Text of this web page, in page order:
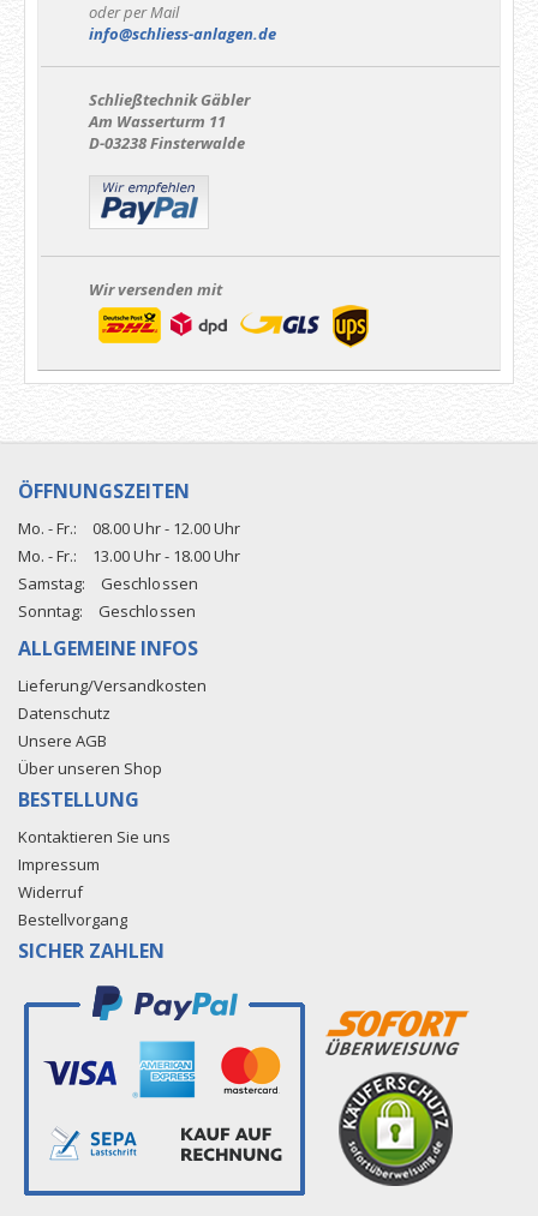
oder per Mail
info@schliess-anlagen.de
Schließtechnik Gäbler
Am Wasserturm 11
D-03238 Finsterwalde
Wir versenden mit
ÖFFNUNGSZEITEN
Mo. - Fr.:
08.00 Uhr - 12.00 Uhr
Mo. - Fr.:
13.00 Uhr - 18.00 Uhr
Samstag:
Geschlossen
Sonntag:
Geschlossen
ALLGEMEINE INFOS
Lieferung/Versandkosten
Datenschutz
Unsere AGB
Über unseren Shop
BESTELLUNG
Kontaktieren Sie uns
Impressum
Widerruf
Bestellvorgang
SICHER ZAHLEN